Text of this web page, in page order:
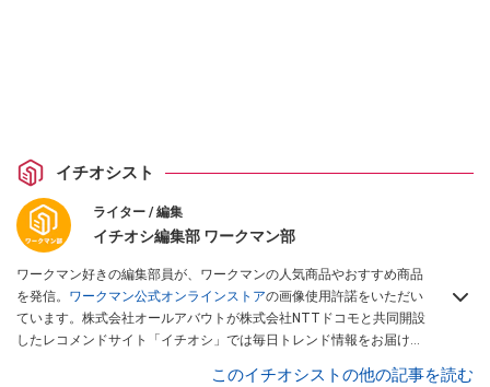
イチオシスト
ライター / 編集
イチオシ編集部 ワークマン部
ワークマン好きの編集部員が、ワークマンの人気商品やおすすめ商品
を発信。 ワークマン公式オンラインストアの画像使用許諾をいただい
ています。株式会社オールアバウトが株式会社NTTドコモと共同開設
したレコメンドサイト「イチオシ」では毎日トレンド情報をお届け。
このイチオシストの他の記事を読む